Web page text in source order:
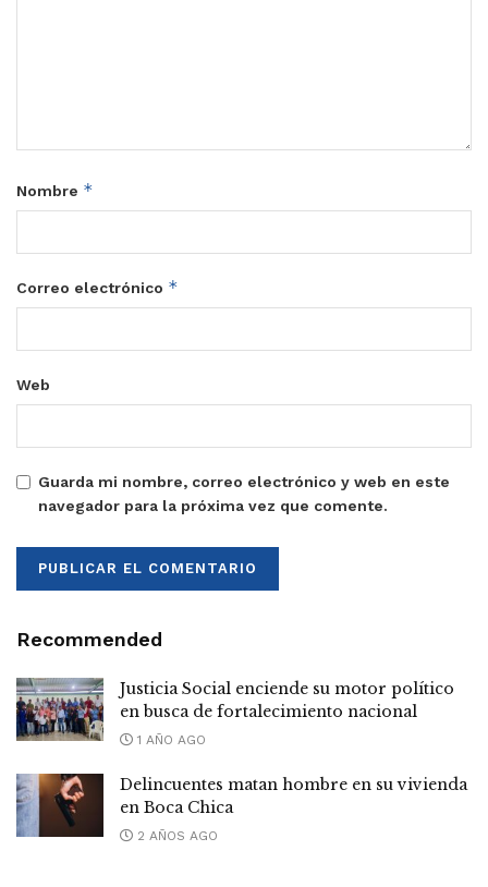
Nombre *
Correo electrónico *
Web
Guarda mi nombre, correo electrónico y web en este
navegador para la próxima vez que comente.
Recommended
Justicia Social enciende su motor político
en busca de fortalecimiento nacional
1 AÑO AGO
Delincuentes matan hombre en su vivienda
en Boca Chica
2 AÑOS AGO